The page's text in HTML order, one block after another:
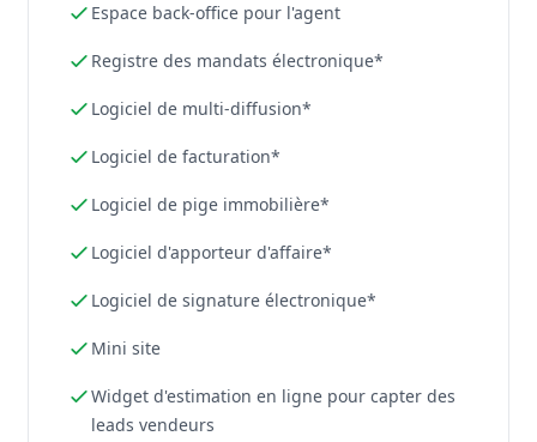
Espace back-office pour l'agent
Registre des mandats électronique*
Logiciel de multi-diffusion*
Logiciel de facturation*
Logiciel de pige immobilière*
Logiciel d'apporteur d'affaire*
Logiciel de signature électronique*
Mini site
Widget d'estimation en ligne pour capter des
leads vendeurs